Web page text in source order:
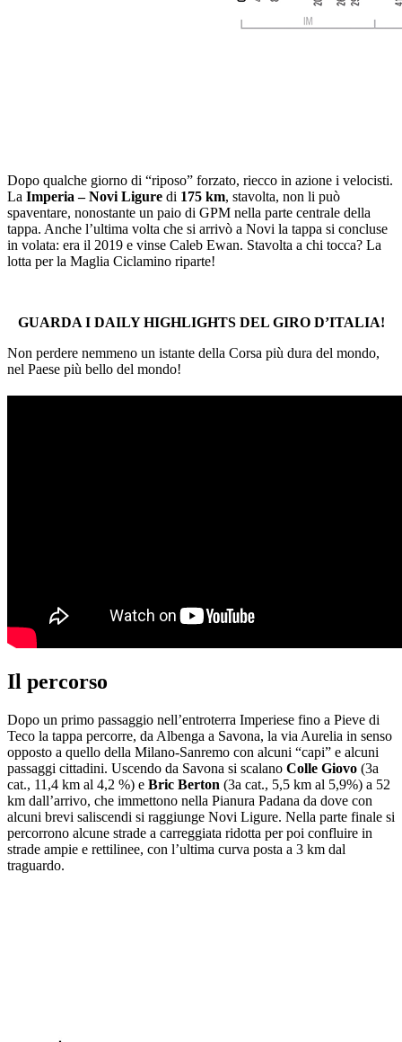
Dopo qualche giorno di “riposo” forzato, riecco in azione i velocisti.
La Imperia – Novi Ligure di 175 km, stavolta, non li può
spaventare, nonostante un paio di GPM nella parte centrale della
tappa. Anche l’ultima volta che si arrivò a Novi la tappa si concluse
in volata: era il 2019 e vinse Caleb Ewan. Stavolta a chi tocca? La
lotta per la Maglia Ciclamino riparte!
GUARDA I DAILY HIGHLIGHTS DEL GIRO D’ITALIA!
Non perdere nemmeno un istante della Corsa più dura del mondo,
nel Paese più bello del mondo!
Il percorso
Dopo un primo passaggio nell’entroterra Imperiese fino a Pieve di
Teco la tappa percorre, da Albenga a Savona, la via Aurelia in senso
opposto a quello della Milano-Sanremo con alcuni “capi” e alcuni
passaggi cittadini. Uscendo da Savona si scalano Colle Giovo (3a
cat., 11,4 km al 4,2 %) e Bric Berton (3a cat., 5,5 km al 5,9%) a 52
km dall’arrivo, che immettono nella Pianura Padana da dove con
alcuni brevi saliscendi si raggiunge Novi Ligure. Nella parte finale si
percorrono alcune strade a carreggiata ridotta per poi confluire in
strade ampie e rettilinee, con l’ultima curva posta a 3 km dal
traguardo.